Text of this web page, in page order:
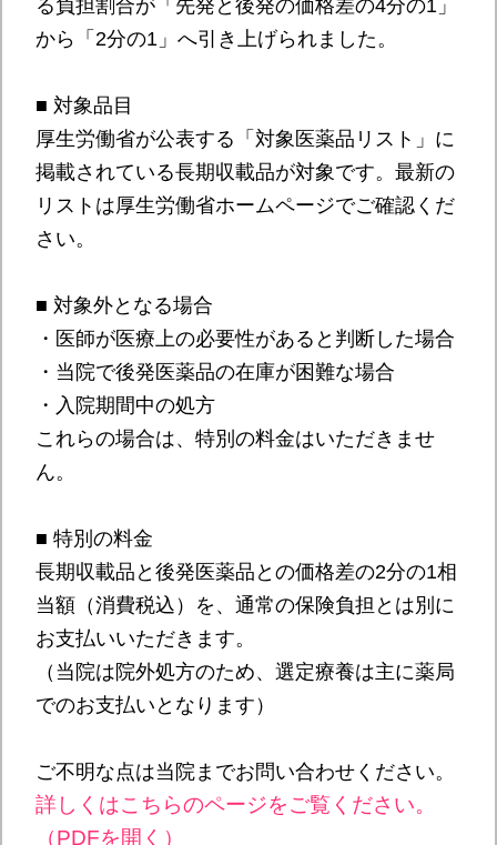
る負担割合が「先発と後発の価格差の4分の1」
から「2分の1」へ引き上げられました。
■ 対象品目
厚生労働省が公表する「対象医薬品リスト」に
掲載されている長期収載品が対象です。最新の
リストは厚生労働省ホームページでご確認くだ
さい。
■ 対象外となる場合
・医師が医療上の必要性があると判断した場合
・当院で後発医薬品の在庫が困難な場合
・入院期間中の処方
これらの場合は、特別の料金はいただきませ
ん。
■ 特別の料金
長期収載品と後発医薬品との価格差の2分の1相
当額（消費税込）を、通常の保険負担とは別に
お支払いいただきます。
（当院は院外処方のため、選定療養は主に薬局
でのお支払いとなります）
ご不明な点は当院までお問い合わせください。
詳しくはこちらのページをご覧ください。
（PDFを開く）